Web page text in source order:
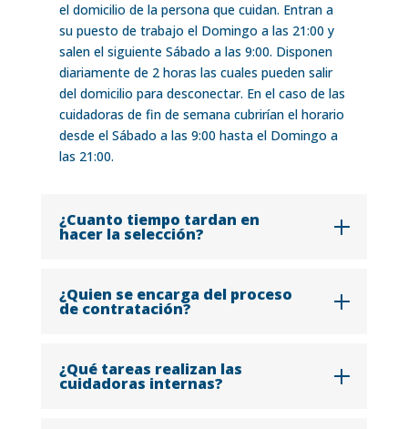
el domicilio de la persona que cuidan. Entran a
su puesto de trabajo el Domingo a las 21:00 y
salen el siguiente Sábado a las 9:00. Disponen
diariamente de 2 horas las cuales pueden salir
del domicilio para desconectar. En el caso de las
cuidadoras de fin de semana cubrirían el horario
desde el Sábado a las 9:00 hasta el Domingo a
las 21:00.
¿Cuanto tiempo tardan en
hacer la selección?
¿Quien se encarga del proceso
de contratación?
¿Qué tareas realizan las
cuidadoras internas?